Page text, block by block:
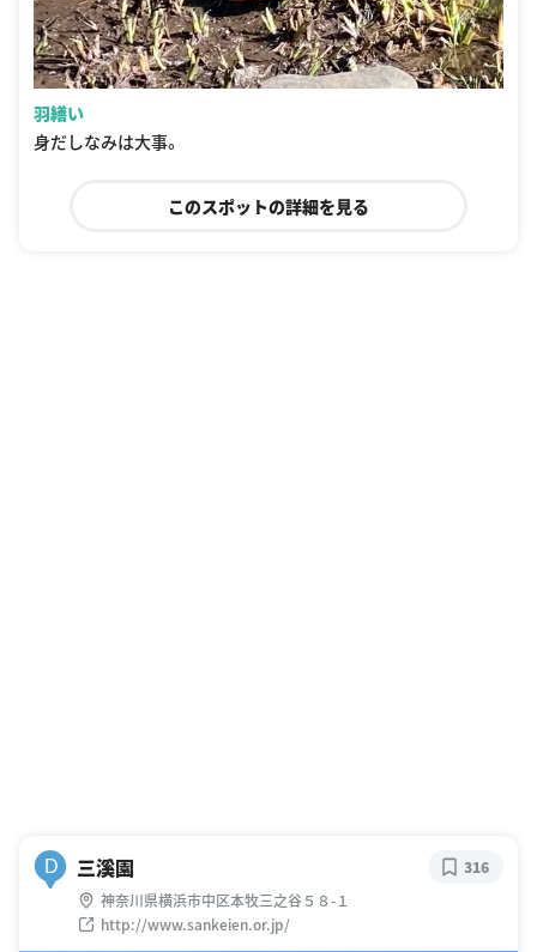
羽繕い
身だしなみは大事。
このスポットの詳細を見る
D 三溪園
神奈川県横浜市中区本牧三之谷５８-１
http://www.sankeien.or.jp/
316